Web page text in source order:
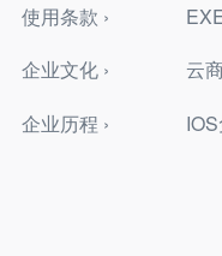
使用条款 ›
企业文化 ›
企业历程 ›
云